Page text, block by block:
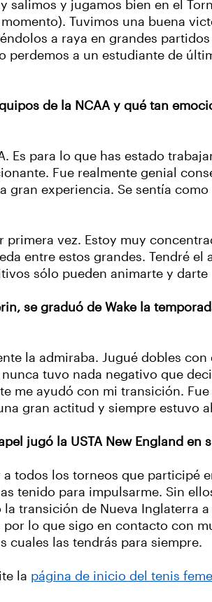
y jugamos bien en el
Tuvimos una buena
a raya en grandes
a un estudiante de
de la NCAA y qué tan
Es para lo que has estado
Fue realmente genial
experiencia. Se sentía
vez. Estoy muy
entre estos grandes. Tendré
sólo pueden animarte y
se graduó de Wake la
la admiraba. Jugué dobles
tuvo nada negativo que
me ayudó con mi transición.
gran actitud y siempre estuvo
jugó la USTA New England
todos los torneos que participé
tenido para impulsarme. Sin
transición de Nueva Inglaterra
lo que sigo en contacto con
cuales las tendrás para siempre.
la página de inicio del tenis